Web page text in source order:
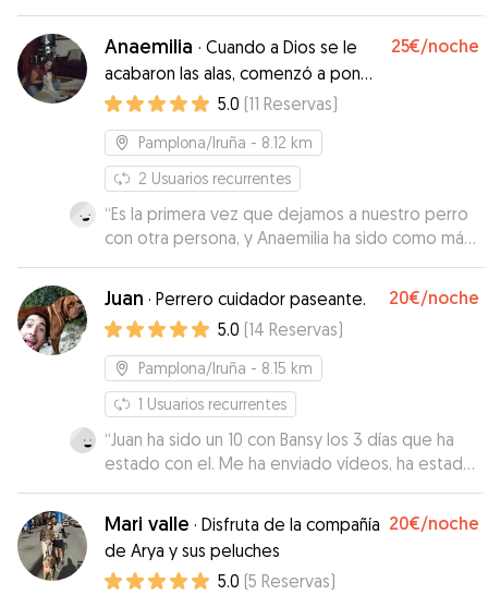
Anaemilia · Cuando a Dios se le
acabaron las alas, comenzó a poner
patitas.
25€/noche
5.0 (11 Reservas)
Pamplona/Iruña - 8.12 km
2 Usuarios recurrentes
“Es la primera vez que dejamos a nuestro perro
con otra persona, y Anaemilia ha sido como más
de la familia para él. Se quedó un fin de semana
con ella y nos mantuvo informados de todo,
cuando lo sacaba al paseo, o cuando jugaba con
el en casa... Si tuviésemos que repetir, sin
dudarlo contigo Anaemilia!”
Juan · Perrero cuidador paseante. 20€/noche
5.0 (14 Reservas)
Pamplona/Iruña - 8.15 km
1 Usuarios recurrentes
“Juan ha sido un 10 con Bansy los 3 días que ha
estado con el. Me ha enviado vídeos, ha estado
pendiente de todo. Sin duda, repetiré con él.”
Mari valle · Disfruta de la compañía
de Arya y sus peluches
20€/noche
5.0 (5 Reservas)